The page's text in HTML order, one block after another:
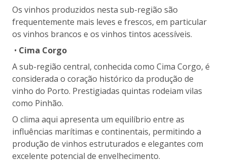
Os vinhos produzidos nesta sub-região são
frequentemente mais leves e frescos, em particular
os vinhos brancos e os vinhos tintos acessíveis.
• Cima Corgo
A sub-região central, conhecida como Cima Corgo, é
considerada o coração histórico da produção de
vinho do Porto. Prestigiadas quintas rodeiam vilas
como Pinhão.
O clima aqui apresenta um equilíbrio entre as
influências marítimas e continentais, permitindo a
produção de vinhos estruturados e elegantes com
excelente potencial de envelhecimento.